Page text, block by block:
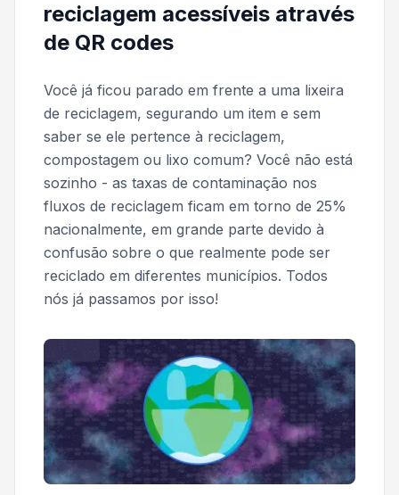
reciclagem acessíveis através
de QR codes
Você já ficou parado em frente a uma lixeira
de reciclagem, segurando um item e sem
saber se ele pertence à reciclagem,
compostagem ou lixo comum? Você não está
sozinho - as taxas de contaminação nos
fluxos de reciclagem ficam em torno de 25%
nacionalmente, em grande parte devido à
confusão sobre o que realmente pode ser
reciclado em diferentes municípios. Todos
nós já passamos por isso!